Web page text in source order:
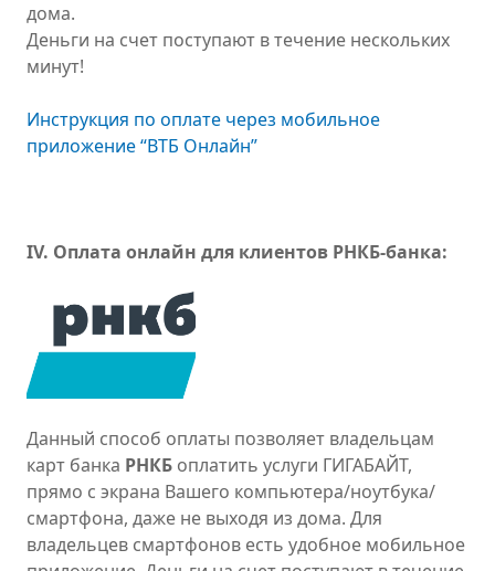
дома.
Деньги на счет поступают в течение нескольких
минут!
Инструкция по оплате через мобильное
приложение “ВТБ Онлайн”
IV. Оплата онлайн для клиентов РНКБ-банка:
Данный способ оплаты позволяет владельцам
карт банка РНКБ оплатить услуги ГИГАБАЙТ,
прямо с экрана Вашего компьютера/ноутбука/
смартфона, даже не выходя из дома. Для
владельцев смартфонов есть удобное мобильное